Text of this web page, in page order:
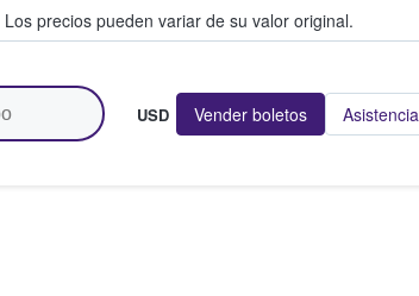
Los precios pueden variar de su valor original.
USD Vender boletos Asistencia